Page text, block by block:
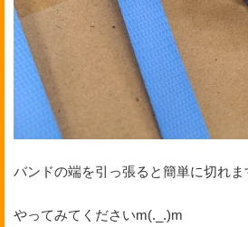
バンドの端を引っ張ると簡単に切れま
やってみてくださいm(._.)m